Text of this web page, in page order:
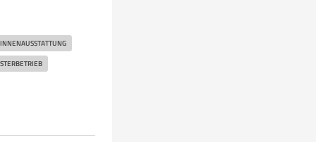
INNENAUSSTATTUNG